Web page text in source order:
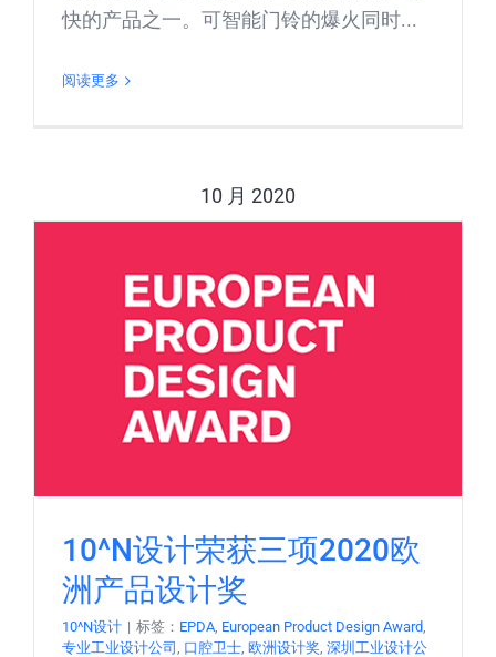
快的产品之一。可智能门铃的爆火同时...
阅读更多
10 月 2020
10^N设计荣获三项2020欧
洲产品设计奖
10^N设计 | 标签： EPDA European Product Design Award
专业工业设计公司 口腔卫士 欧洲设计奖 深圳工业设计公